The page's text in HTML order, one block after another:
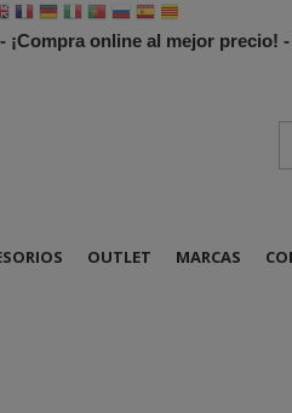
online al mejor precio!
OUTLET MARCAS